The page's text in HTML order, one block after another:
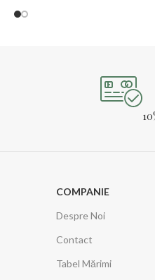
COMPANIE
Despre Noi
Contact
Tabel Mărimi